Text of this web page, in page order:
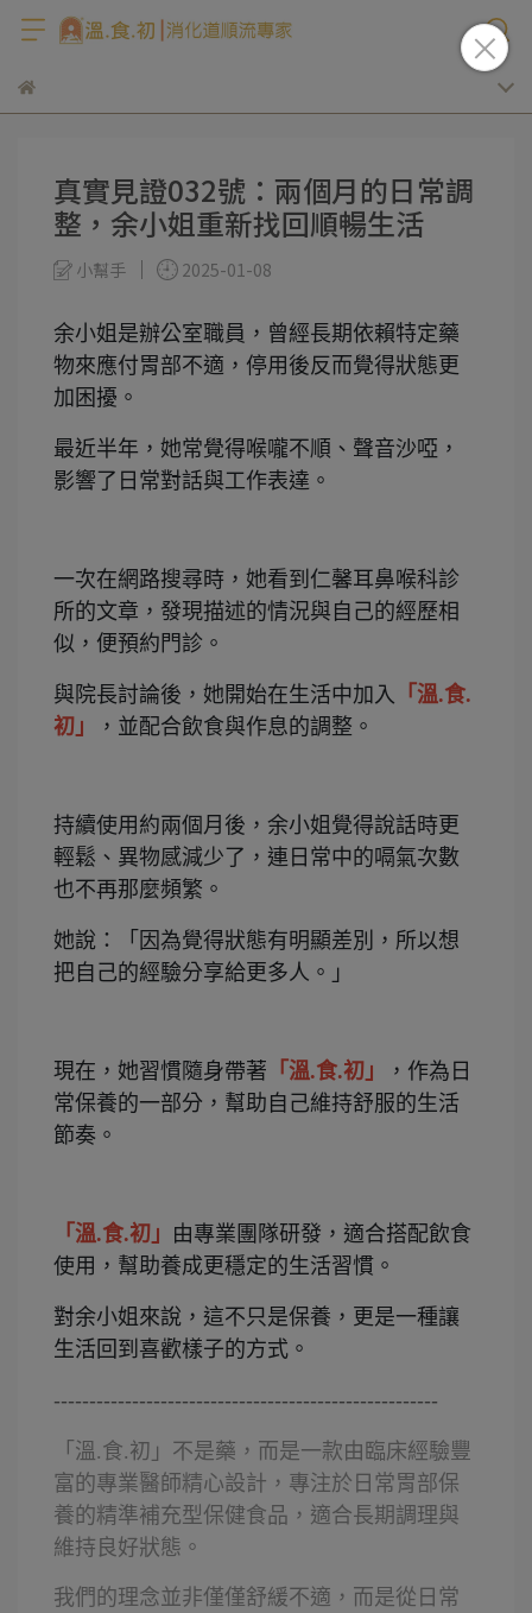
真實見證032號：兩個月的日常調
整，余小姐重新找回順暢生活
小幫手 2025-01-08
余小姐是辦公室職員，曾經長期依賴特定藥
物來應付胃部不適，停用後反而覺得狀態更
加困擾。
最近半年，她常覺得喉嚨不順、聲音沙啞，
影響了日常對話與工作表達。
一次在網路搜尋時，她看到仁馨耳鼻喉科診
所的文章，發現描述的情況與自己的經歷相
似，便預約門診。
與院長討論後，她開始在生活中加入
「溫.食.
初」
，並配合飲食與作息的調整。
持續使用約兩個月後，余小姐覺得說話時更
輕鬆、異物感減少了，連日常中的嗝氣次數
也不再那麼頻繁。
她說：「因為覺得狀態有明顯差別，所以想
把自己的經驗分享給更多人。」
現在，她習慣隨身帶著 「溫.食.初」
，作為日
常保養的一部分，幫助自己維持舒服的生活
節奏。
「溫.食.初」 由專業團隊研發，適合搭配飲食
使用，幫助養成更穩定的生活習慣。
對余小姐來說，這不只是保養，更是一種讓
生活回到喜歡樣子的方式。
------------------------------------------------------
「溫.食.初」不是藥，而是一款由臨床經驗豐
富的專業醫師精心設計，專注於日常胃部保
養的精準補充型保健食品，適合長期調理與
維持良好狀態。
我們的理念並非僅僅舒緩不適，而是從日常